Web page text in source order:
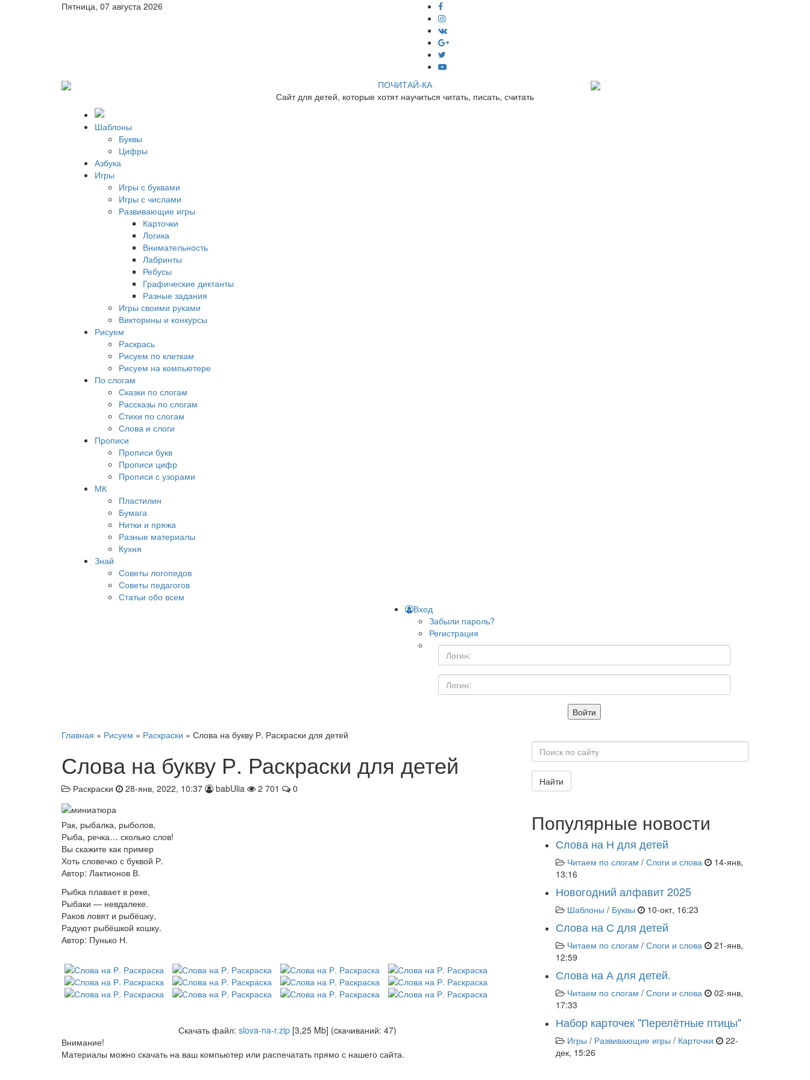
Пятница, 07 августа 2026
ПОЧИТАЙ-КА
Сайт для детей, которые хотят научиться читать, писать, считать
Шаблоны
Буквы
Цифры
Азбука
Игры
Игры с буквами
Игры с числами
Развивающие игры
Карточки
Логика
Внимательность
Лабринты
Ребусы
Графические диктанты
Разные задания
Игры своими руками
Викторины и конкурсы
Рисуем
Раскрась
Рисуем по клеткам
Рисуем на компьютере
По слогам
Сказки по слогам
Рассказы по слогам
Стихи по слогам
Слова и слоги
Прописи
Прописи букв
Прописи цифр
Прописи с узорами
МК
Пластилин
Бумага
Нитки и пряжа
Разные материалы
Кухня
Знай
Советы логопедов
Советы педагогов
Статьи обо всем
Вход
Забыли пароль?
Регистрация
Войти
Главная » Рисуем » Раскраски » Слова на букву Р. Раскраски для детей
Слова на букву Р. Раскраски для детей
Раскраски 28-янв, 2022, 10:37 babUlia 2 701 0
Рак, рыбалка, рыболов,
Рыба, речка… сколько слов!
Вы скажите как пример
Хоть словечко с буквой Р.
Автор: Лактионов В.
Рыбка плавает в реке,
Рыбаки — невдалеке.
Раков ловят и рыбёшку,
Радуют рыбёшкой кошку.
Автор: Пунько Н.
Скачать файл: slova-na-r.zip [3,25 Mb] (cкачиваний: 47)
Внимание!
Материалы можно скачать на ваш компьютер или распечатать прямо с нашего сайта.
Найти
Популярные новости
Слова на Н для детей
Читаем по слогам / Слоги и слова
14-янв,
13:16
Новогодний алфавит 2025
Шаблоны / Буквы 10-окт, 16:23
Слова на С для детей
Читаем по слогам / Слоги и слова
21-янв,
12:59
Слова на А для детей.
Читаем по слогам / Слоги и слова
02-янв,
17:33
Набор карточек "Перелётные птицы"
Игры / Развивающие игры / Карточки
22-
дек, 15:26